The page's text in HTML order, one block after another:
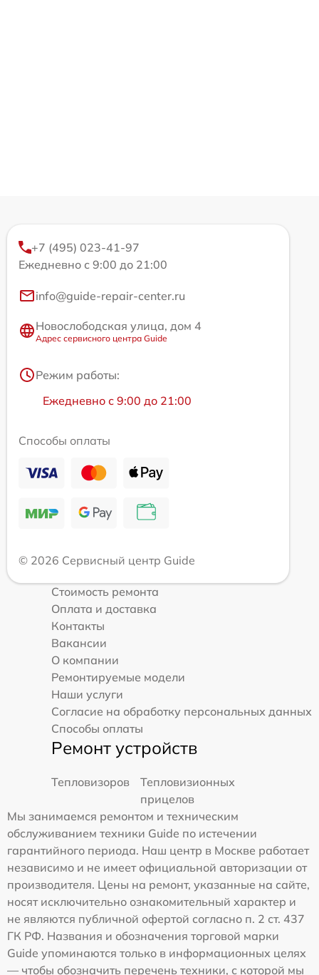
+7 (495) 023-41-97
Ежедневно с 9:00 до 21:00
info@guide-repair-center.ru
Новослободская улица, дом 4
Адрес сервисного центра Guide
Режим работы:
Ежедневно с 9:00 до 21:00
Способы оплаты
© 2026 Сервисный центр Guide
Стоимость ремонта
Оплата и доставка
Контакты
Вакансии
О компании
Ремонтируемые модели
Наши услуги
Согласие на обработку персональных данных
Способы оплаты
Ремонт устройств
Тепловизоров
Тепловизионных
прицелов
Мы занимаемся ремонтом и техническим
обслуживанием техники Guide по истечении
гарантийного периода. Наш центр в Москве работает
независимо и не имеет официальной авторизации от
производителя. Цены на ремонт, указанные на сайте,
носят исключительно ознакомительный характер и
не являются публичной офертой согласно п. 2 ст. 437
ГК РФ. Названия и обозначения торговой марки
Guide упоминаются только в информационных целях
— чтобы обозначить перечень техники, с которой мы